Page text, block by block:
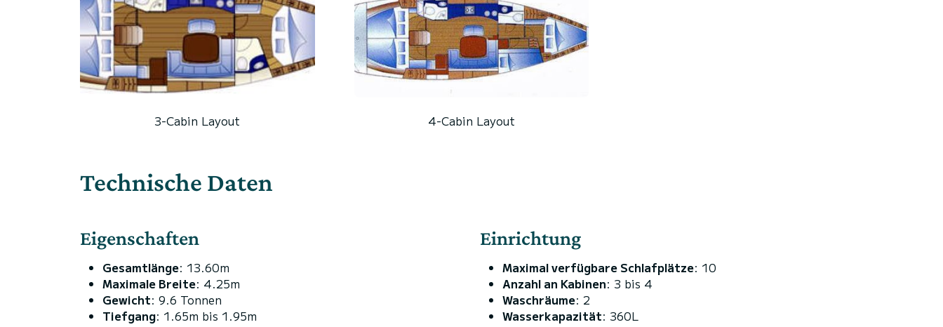
3-Cabin Layout 4-Cabin Layout
Technische Daten
Eigenschaften
Gesamtlänge: 13.60m
Maximale Breite: 4.25m
Gewicht: 9.6 Tonnen
Tiefgang: 1.65m bis 1.95m
Einrichtung
Maximal verfügbare Schlafplätze: 10
Anzahl an Kabinen: 3 bis 4
Waschräume: 2
Wasserkapazität: 360L